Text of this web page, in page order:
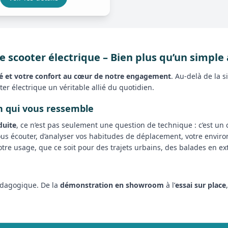
électrique – Bien plus qu’un simple
et votre confort au cœur de notre engagement. Au-delà de la
électrique un véritable allié du quotidien.
qui vous ressemble
, ce n’est pas seulement une question de technique : c’est un
écouter, d’analyser vos habitudes de déplacement, votre
usage, que ce soit pour des trajets urbains, des balades en
De la démonstration en showroom à l’essai sur place